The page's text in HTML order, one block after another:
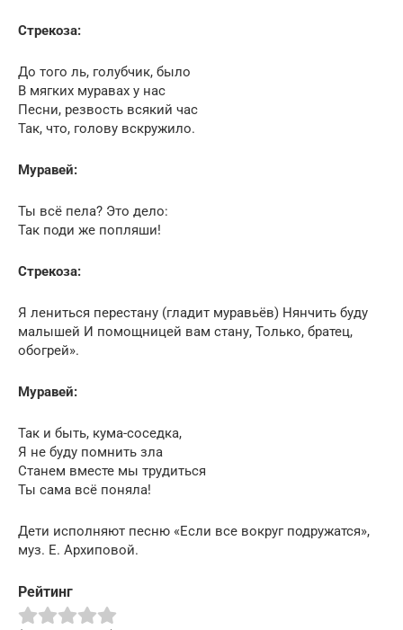
Стрекоза:
До того ль, голубчик, было
В мягких муравах у нас
Песни, резвость всякий час
Так, что, голову вскружило.
Муравей:
Ты всё пела? Это дело:
Так поди же попляши!
Стрекоза:
Я лениться перестану (гладит муравьёв) Нянчить буду
малышей И помощницей вам стану, Только, братец,
обогрей».
Муравей:
Так и быть, кума-соседка,
Я не буду помнить зла
Станем вместе мы трудиться
Ты сама всё поняла!
Дети исполняют песню «Если все вокруг подружатся»,
муз. Е. Архиповой.
Рейтинг